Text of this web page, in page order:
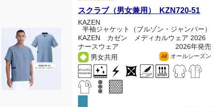
スクラブ（男女兼用） KZN720-51
KAZEN
半袖ジャケット（ブルゾン・ジャンパー）
KAZEN カゼン メディカルウェア 2026
ナースウェア
2026年発売
男女共用
All オールシーズン